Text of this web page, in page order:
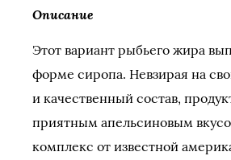
Описание
Этот вариант рыбьего жира
форме сиропа. Невзирая на
и качественный состав,
приятным апельсиновым
комплекс от известной